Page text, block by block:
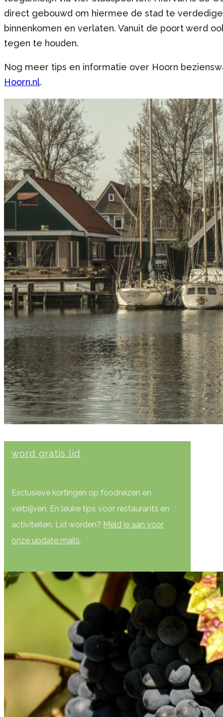
direct gebouwd om hiermee de stad te
binnenkomen en verlaten. Vanuit de poort werd
tegen te houden.
Nog meer tips en informatie over Hoorn
Hoorn.nl.
word gratis lid
Exclusieve kortingen op foodreizen en
verblijven. En leuke tips voor restaurants en
activiteiten. Lid worden? Meld je aan voor
onze update mails.